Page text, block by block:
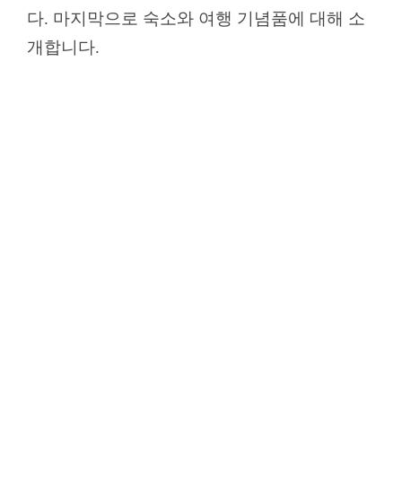
다. 마지막으로 숙소와 여행 기념품에 대해 소
개합니다.